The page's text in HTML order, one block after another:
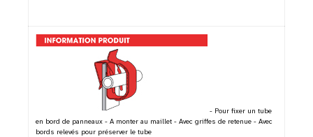
- Pour fixer un tube
en bord de panneaux - A monter au maillet - Avec griffes de retenue - Avec
bords relevés pour préserver le tube